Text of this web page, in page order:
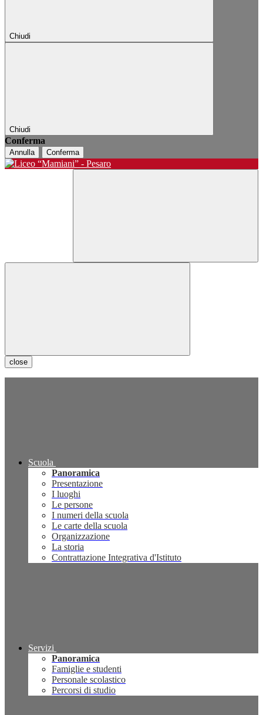
Chiudi
Chiudi
Conferma
Annulla Conferma
close
Scuola
Panoramica
Presentazione
I luoghi
Le persone
I numeri della scuola
Le carte della scuola
Organizzazione
La storia
Contrattazione Integrativa d'Istituto
Servizi
Panoramica
Famiglie e studenti
Personale scolastico
Percorsi di studio